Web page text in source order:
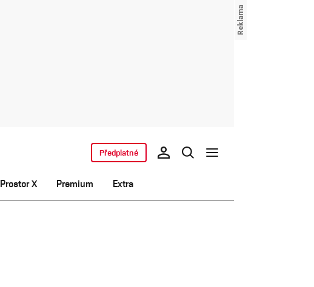
Prostor X Premium Extra
Předplatné